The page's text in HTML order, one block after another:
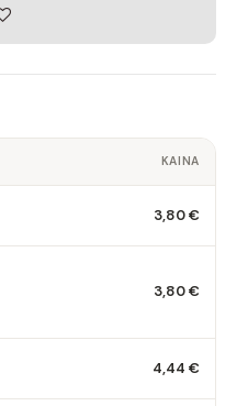
KAINA
3,80 €
3,80 €
4,44 €